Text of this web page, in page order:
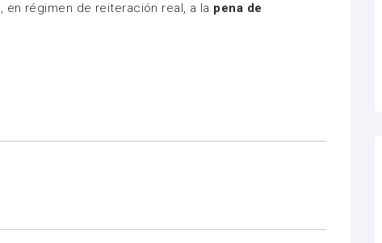
, en régimen de reiteración real, a la pena de